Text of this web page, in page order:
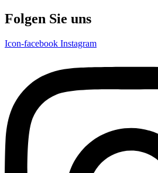
Folgen Sie uns
Icon-facebook Instagram